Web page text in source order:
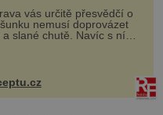
vás určitě přesvědčí o
nemusí doprovázet
a slané chutě. Navíc s ní
hodně hladových
sádlo 3 kg šunky
česneku hl...